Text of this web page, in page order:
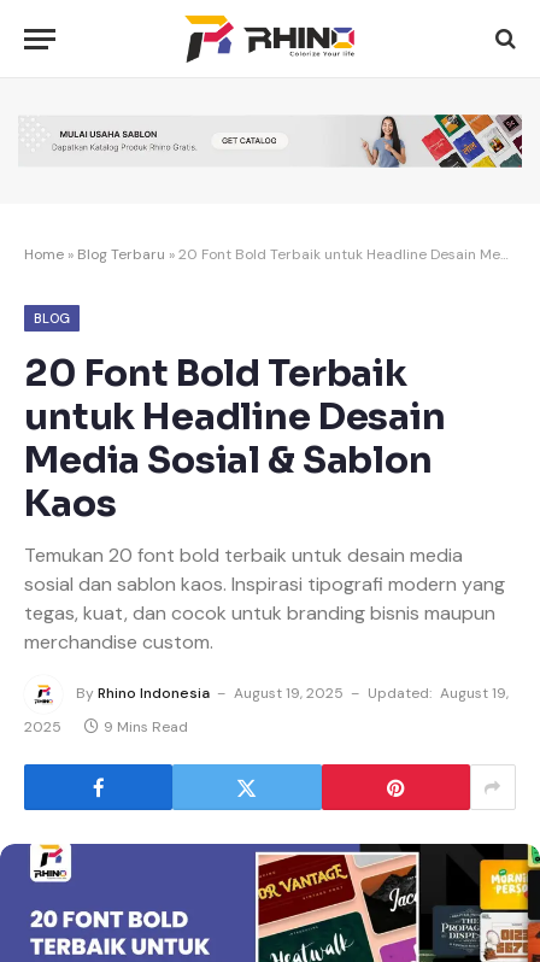
Home » Blog Terbaru »20 Font Bold Terbaik untuk Headline Desain Media Sosial & Sablon Kaos
BLOG
20 Font Bold Terbaik
untuk Headline Desain
Media Sosial & Sablon
Kaos
Temukan 20 font bold terbaik untuk desain media
sosial dan sablon kaos. Inspirasi tipografi modern yang
tegas, kuat, dan cocok untuk branding bisnis maupun
merchandise custom.
ByRhino Indonesia August 19, 2025 Updated: August 19,
2025
9 Mins Read